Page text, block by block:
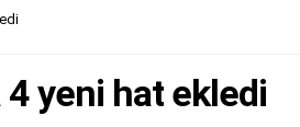
4 yeni hat ekledi